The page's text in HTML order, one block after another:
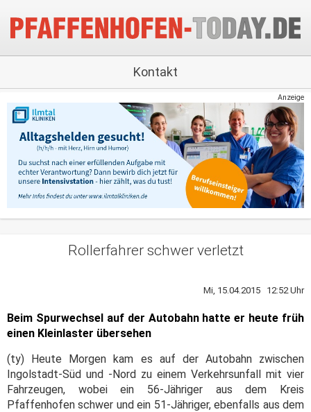
Kontakt
Anzeige
Rollerfahrer schwer verletzt
Mi, 15.04.2015 12:52 Uhr
Beim Spurwechsel auf der Autobahn hatte er heute früh
einen Kleinlaster übersehen
(ty) Heute Morgen kam es auf der Autobahn zwischen
Ingolstadt-Süd und -Nord zu einem Verkehrsunfall mit vier
Fahrzeugen, wobei ein 56-Jähriger aus dem Kreis
Pfaffenhofen schwer und ein 51-Jähriger, ebenfalls aus dem